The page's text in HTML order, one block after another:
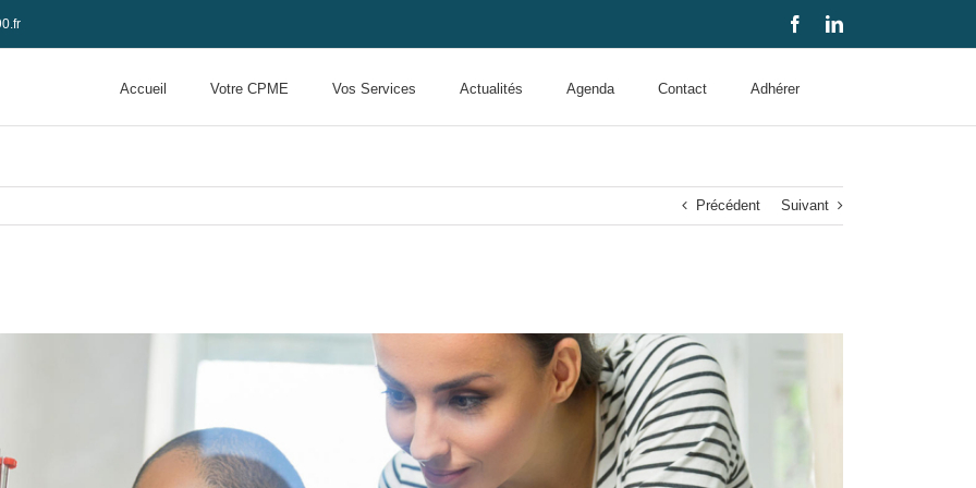
FacebookLinkedIn
Accueil Votre CPME Vos Services Actualités Agenda Contact Adhérer
Précédent Suivant